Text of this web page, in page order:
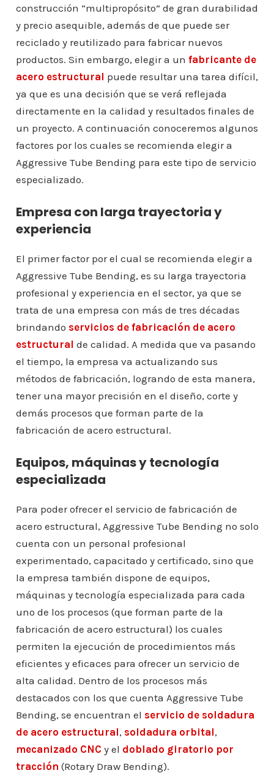
construcción “multipropósito” de gran durabilidad
y precio asequible, además de que puede ser
reciclado y reutilizado para fabricar nuevos
productos. Sin embargo, elegir a un fabricante de
acero estructural puede resultar una tarea difícil,
ya que es una decisión que se verá reflejada
directamente en la calidad y resultados finales de
un proyecto. A continuación conoceremos algunos
factores por los cuales se recomienda elegir a
Aggressive Tube Bending para este tipo de servicio
especializado.
Empresa con larga trayectoria y
experiencia
El primer factor por el cual se recomienda elegir a
Aggressive Tube Bending, es su larga trayectoria
profesional y experiencia en el sector, ya que se
trata de una empresa con más de tres décadas
brindando servicios de fabricación de acero
estructural de calidad. A medida que va pasando
el tiempo, la empresa va actualizando sus
métodos de fabricación, logrando de esta manera,
tener una mayor precisión en el diseño, corte y
demás procesos que forman parte de la
fabricación de acero estructural.
Equipos, máquinas y tecnología
especializada
Para poder ofrecer el servicio de fabricación de
acero estructural, Aggressive Tube Bending no solo
cuenta con un personal profesional
experimentado, capacitado y certificado, sino que
la empresa también dispone de equipos,
máquinas y tecnología especializada para cada
uno de los procesos (que forman parte de la
fabricación de acero estructural) los cuales
permiten la ejecución de procedimientos más
eficientes y eficaces para ofrecer un servicio de
alta calidad. Dentro de los procesos más
destacados con los que cuenta Aggressive Tube
Bending, se encuentran el servicio de soldadura
de acero estructural, soldadura orbital,
mecanizado CNC y el doblado giratorio por
tracción (Rotary Draw Bending).